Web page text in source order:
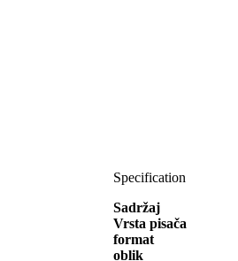
Specification
Sadržaj
Vrsta pisača
format
oblik